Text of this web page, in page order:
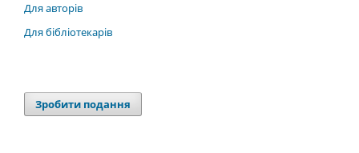
Для авторів
Для бібліотекарів
Зробити подання